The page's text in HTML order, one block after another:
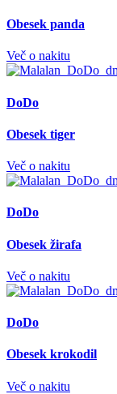
Obesek panda
Več o nakitu
DoDo
Obesek tiger
Več o nakitu
DoDo
Obesek žirafa
Več o nakitu
DoDo
Obesek krokodil
Več o nakitu